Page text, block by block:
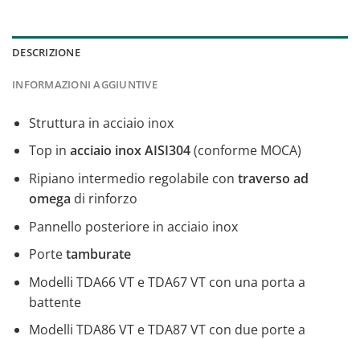
DESCRIZIONE
INFORMAZIONI AGGIUNTIVE
Struttura in acciaio inox
Top in acciaio inox AISI304(conforme MOCA)
Ripiano intermedio regolabile con traverso ad
omega di rinforzo
Pannello posteriore in acciaio inox
Portetamburate
Modelli TDA66 VT e TDA67 VT con una porta a
battente
Modelli TDA86 VT e TDA87 VT con due porte a